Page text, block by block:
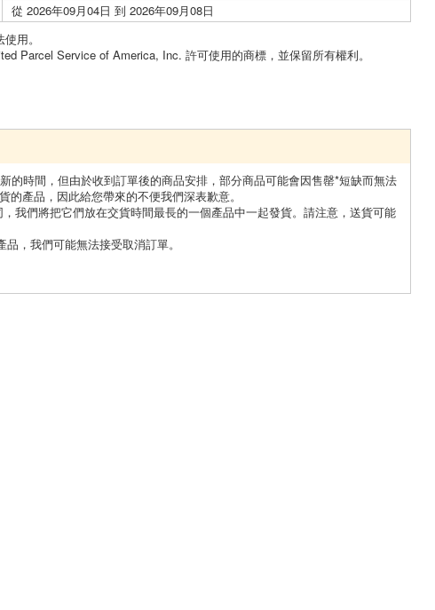
從 2026年09月04日 到 2026年09月08日
用。
Parcel Service of America, Inc. 許可使用的商標，並保留所有權利。
的時間，但由於收到訂單後的商品安排，部分商品可能會因售罄*短缺而無法
產品，因此給您帶來的不便我們深表歉意。
我們將把它們放在交貨時間最長的一個產品中一起發貨。請注意，送貨可能
，我們可能無法接受取消訂單。